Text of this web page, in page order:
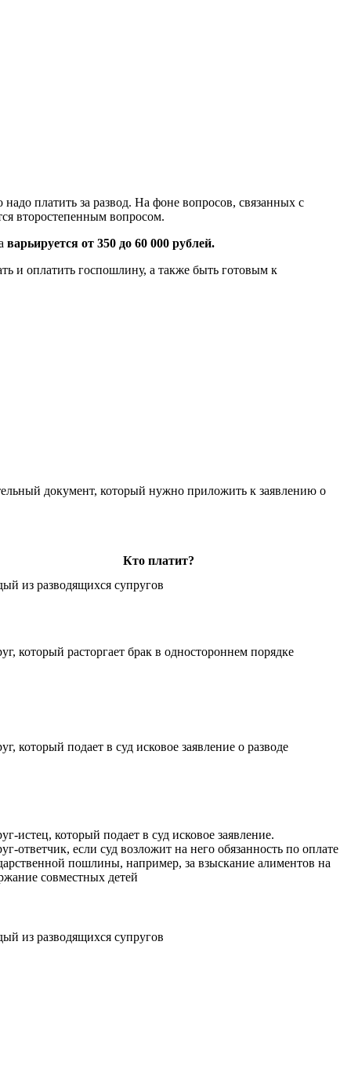
платить за развод. На фоне вопросов, связанных с
второстепенным вопросом.
варьируется от 350 до 60 000 рублей.
и оплатить госпошлину, а также быть готовым к
документ, который нужно приложить к заявлению о
Кто платит?
из разводящихся супругов
который расторгает брак в одностороннем порядке
который подает в суд исковое заявление о разводе
истец, который подает в суд исковое заявление.
ответчик, если суд возложит на него обязанность по оплате
пошлины, например, за взыскание алиментов на
совместных детей
из разводящихся супругов